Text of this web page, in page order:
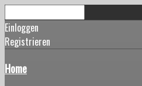
Einloggen
Registrieren
Home